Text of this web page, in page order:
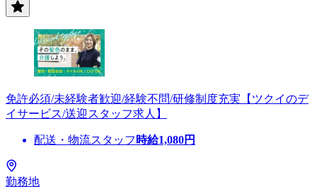
免許必須/未経験者歓迎/経験不問/研修制度充実【ツクイのデ
イサービス/送迎スタッフ求人】
配送・物流スタッフ 時給1,080円
勤務地